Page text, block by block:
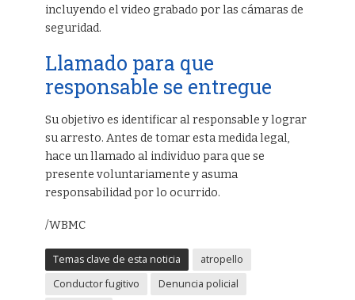
incluyendo el video grabado por las cámaras de
seguridad.
Llamado para que
responsable se entregue
Su objetivo es identificar al responsable y lograr
su arresto. Antes de tomar esta medida legal,
hace un llamado al individuo para que se
presente voluntariamente y asuma
responsabilidad por lo ocurrido.
/WBMC
Temas clave de esta noticia
atropello
Conductor fugitivo
Denuncia policial